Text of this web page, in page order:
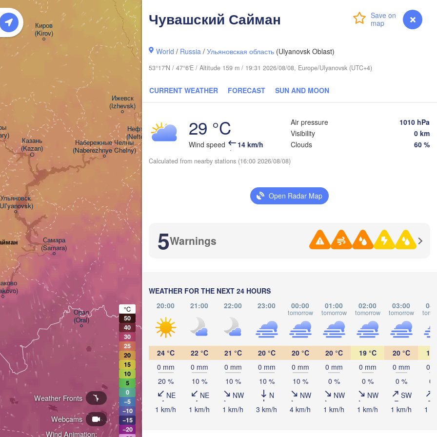
Login myVentusky Forecast
Чувашский Сайман
World / Russia /Ульяновская область (Ulyanovsk Oblast)
53°17'N / 47°6'E / Altitude 159 m / 19:31 2026/08/08, Europe/Ulyanovsk (UTC+4)
CURRENT WEATHER FORECAST SUN AND MOON
29 °C
Wind speed 14 km/h
Air pressure
1010 hPa
Visibility
0 km
Clouds
60 %
Calculated from nearby stations (16:00 2026/08/08)
Open Radar Map
5Warnings
WEATHER FOR THE NEXT 24 HOURS
20:00
21:00 22:00 23:00 00:00
tomorrow
01:00
tomorrow
02:00
tomorrow
03:00
tomorrow
24 °C
0 mm
20 %
NE
1 km/h
22 °C
0 mm
10 %
NE
1 km/h
21 °C
0 mm
10 %
NW
1 km/h
20 °C
0 mm
10 %
N
3 km/h
20 °C
0 mm
10 %
NW
4 km/h
20 °C
0 mm
0 %
NW
1 km/h
19 °C
0 mm
0 %
NW
1 km/h
20 °C
0 mm
0 %
SW
1 km/h
19
0
0
1
Wind Animation:
Webcams
Weather Fronts
Казань
(Kazan)
Пермь
Ижевск
(Izhevsk)
Киров
(Kirov)
Нефтекамск
(Neftekamsk)
Самара
(Samara)
Оренбург
Ульяновск
Набережные Челны
(Naberezhnye Chelny)
Орал
(Oral)
Нижний Тагил
Челябинск
Ақтөбе
(Aktobe)
Орск
(Orsk)
Қостанай
(Kostanay)
Златоуст
°C
50
40
30
25
20
15
10
5
0
−5
−10
−15
−20